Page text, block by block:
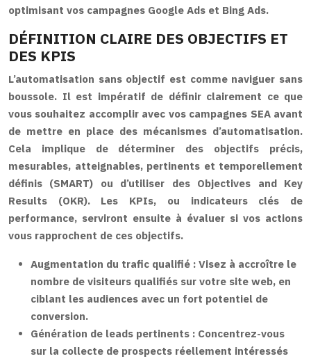
optimisant vos campagnes Google Ads et Bing Ads.
DÉFINITION CLAIRE DES OBJECTIFS ET
DES KPIS
L’automatisation sans objectif est comme naviguer sans
boussole. Il est impératif de définir clairement ce que
vous souhaitez accomplir avec vos campagnes SEA avant
de mettre en place des mécanismes d’automatisation.
Cela implique de déterminer des objectifs précis,
mesurables, atteignables, pertinents et temporellement
définis (SMART) ou d’utiliser des Objectives and Key
Results (OKR). Les KPIs, ou indicateurs clés de
performance, serviront ensuite à évaluer si vos actions
vous rapprochent de ces objectifs.
Augmentation du trafic qualifié : Visez à accroître le
nombre de visiteurs qualifiés sur votre site web, en
ciblant les audiences avec un fort potentiel de
conversion.
Génération de leads pertinents : Concentrez-vous
sur la collecte de prospects réellement intéressés